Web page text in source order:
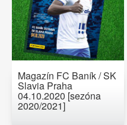
Magazín FC Baník / SK
Slavia Praha
04.10.2020 [sezóna
2020/2021]